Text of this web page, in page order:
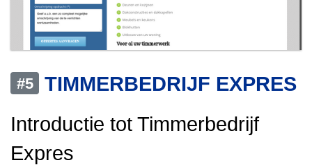
#5
TIMMERBEDRIJF EXPRES
Introductie tot Timmerbedrijf
Expres